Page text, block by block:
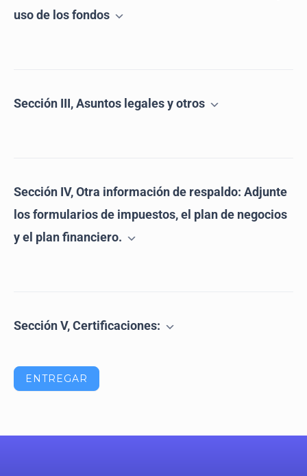
uso de los fondos
Sección III, Asuntos legales y otros
Sección IV, Otra información de respaldo: Adjunte
los formularios de impuestos, el plan de negocios
y el plan financiero.
Sección V, Certificaciones:
ENTREGAR